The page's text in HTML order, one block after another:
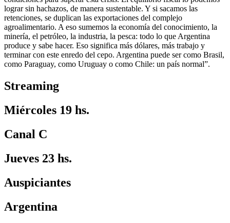
lograr sin hachazos, de manera sustentable. Y si sacamos las
retenciones, se duplican las exportaciones del complejo
agroalimentario. A eso sumemos la economía del conocimiento, la
minería, el petróleo, la industria, la pesca: todo lo que Argentina
produce y sabe hacer. Eso significa más dólares, más trabajo y
terminar con este enredo del cepo. Argentina puede ser como Brasil,
como Paraguay, como Uruguay o como Chile: un país normal”.
Streaming
Miércoles 19 hs.
Canal C
Jueves 23 hs.
Auspiciantes
Argentina